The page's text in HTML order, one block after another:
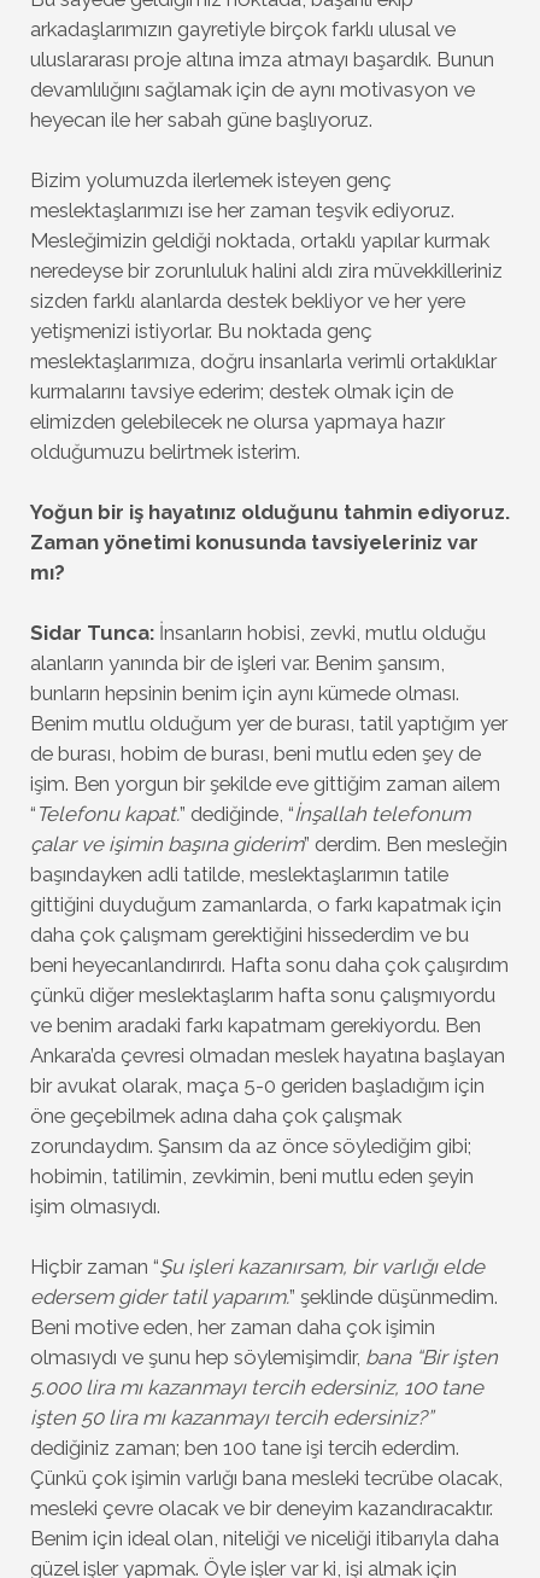
arkadaşlarımızın gayretiyle birçok farklı ulusal ve
uluslararası proje altına imza atmayı başardık. Bunun
devamlılığını sağlamak için de aynı motivasyon ve
heyecan ile her sabah güne başlıyoruz.
Bizim yolumuzda ilerlemek isteyen genç
meslektaşlarımızı ise her zaman teşvik ediyoruz.
Mesleğimizin geldiği noktada, ortaklı yapılar kurmak
neredeyse bir zorunluluk halini aldı zira müvekkilleriniz
sizden farklı alanlarda destek bekliyor ve her yere
yetişmenizi istiyorlar. Bu noktada genç
meslektaşlarımıza, doğru insanlarla verimli ortaklıklar
kurmalarını tavsiye ederim; destek olmak için de
elimizden gelebilecek ne olursa yapmaya hazır
olduğumuzu belirtmek isterim.
Yoğun bir iş hayatınız olduğunu tahmin ediyoruz.
Zaman yönetimi konusunda tavsiyeleriniz var
mı?
Sidar Tunca:İnsanların hobisi, zevki, mutlu olduğu
alanların yanında bir de işleri var. Benim şansım,
bunların hepsinin benim için aynı kümede olması.
Benim mutlu olduğum yer de burası, tatil yaptığım yer
de burası, hobim de burası, beni mutlu eden şey de
işim. Ben yorgun bir şekilde eve gittiğim zaman ailem
“ Telefonu kapat.” dediğinde, “İnşallah telefonum
çalar ve işimin başına giderim” derdim. Ben mesleğin
başındayken adli tatilde, meslektaşlarımın tatile
gittiğini duyduğum zamanlarda, o farkı kapatmak için
daha çok çalışmam gerektiğini hissederdim ve bu
beni heyecanlandırırdı. Hafta sonu daha çok çalışırdım
çünkü diğer meslektaşlarım hafta sonu çalışmıyordu
ve benim aradaki farkı kapatmam gerekiyordu. Ben
Ankara’da çevresi olmadan meslek hayatına başlayan
bir avukat olarak, maça 5-0 geriden başladığım için
öne geçebilmek adına daha çok çalışmak
zorundaydım. Şansım da az önce söylediğim gibi;
hobimin, tatilimin, zevkimin, beni mutlu eden şeyin
işim olmasıydı.
Hiçbir zaman “Şu işleri kazanırsam, bir varlığı elde
edersem gider tatil yaparım.” şeklinde düşünmedim.
Beni motive eden, her zaman daha çok işimin
olmasıydı ve şunu hep söylemişimdir, bana “Bir işten
5.000 lira mı kazanmayı tercih edersiniz, 100 tane
işten 50 lira mı kazanmayı tercih edersiniz?”
dediğiniz zaman; ben 100 tane işi tercih ederdim.
Çünkü çok işimin varlığı bana mesleki tecrübe olacak,
mesleki çevre olacak ve bir deneyim kazandıracaktır.
Benim için ideal olan, niteliği ve niceliği itibarıyla daha
güzel işler yapmak. Öyle işler var ki, işi almak için